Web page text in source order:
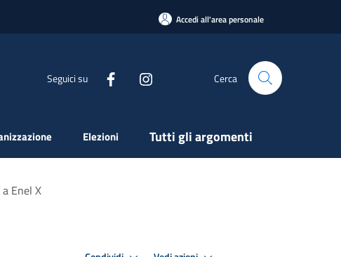
Accedi all'area personale
Seguici su Cerca
Elezioni Tutti gli argomenti
Enel X